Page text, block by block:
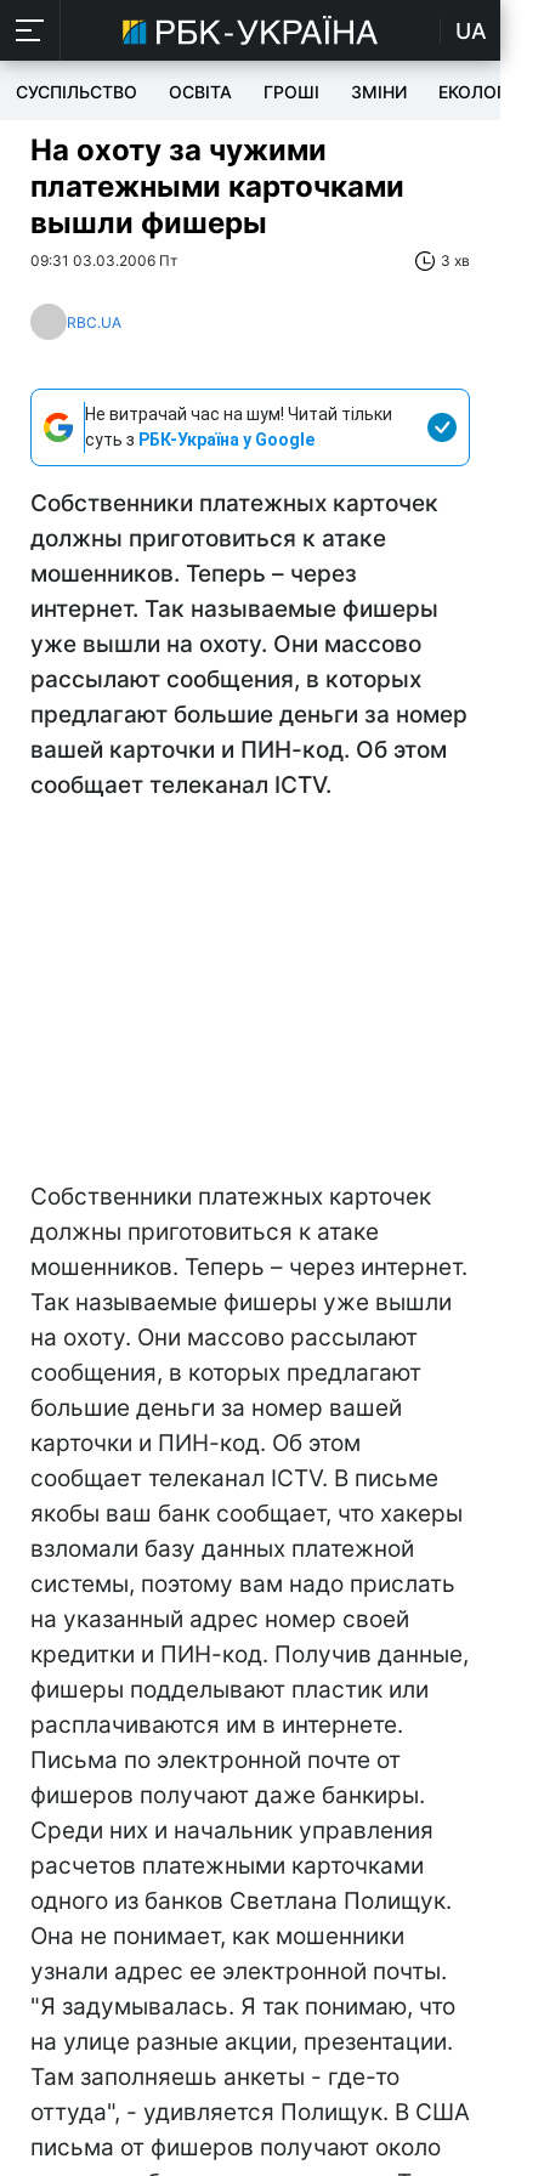
UA
СУСПІЛЬСТВО ОСВІТА ГРОШІ ЗМІНИ ЕКОЛОГІЯ
На охоту за чужими
платежными карточками
вышли фишеры
09:31 03.03.2006 Пт 3 хв
RBC.UA
Не витрачай час на шум! Читай тільки
суть з РБК-Україна у Google
Собственники платежных карточек
должны приготовиться к атаке
мошенников. Теперь – через
интернет. Так называемые фишеры
уже вышли на охоту. Они массово
рассылают сообщения, в которых
предлагают большие деньги за номер
вашей карточки и ПИН-код. Об этом
сообщает телеканал ICTV.
Собственники платежных карточек
должны приготовиться к атаке
мошенников. Теперь – через интернет.
Так называемые фишеры уже вышли
на охоту. Они массово рассылают
сообщения, в которых предлагают
большие деньги за номер вашей
карточки и ПИН-код. Об этом
сообщает телеканал ICTV. В письме
якобы ваш банк сообщает, что хакеры
взломали базу данных платежной
системы, поэтому вам надо прислать
на указанный адрес номер своей
кредитки и ПИН-код. Получив данные,
фишеры подделывают пластик или
расплачиваются им в интернете.
Письма по электронной почте от
фишеров получают даже банкиры.
Среди них и начальник управления
расчетов платежными карточками
одного из банков Светлана Полищук.
Она не понимает, как мошенники
узнали адрес ее электронной почты.
"Я задумывалась. Я так понимаю, что
на улице разные акции, презентации.
Там заполняешь анкеты - где-то
оттуда", - удивляется Полищук. В США
письма от фишеров получают около